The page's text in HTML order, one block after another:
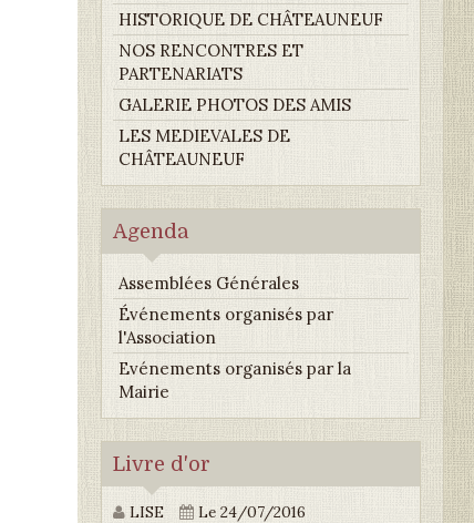
HISTORIQUE DE CHÂTEAUNEUF
NOS RENCONTRES ET
PARTENARIATS
GALERIE PHOTOS DES AMIS
LES MEDIEVALES DE
CHÂTEAUNEUF
Agenda
Assemblées Générales
Événements organisés par
l'Association
Evénements organisés par la
Mairie
Livre d'or
LISE Le 24/07/2016